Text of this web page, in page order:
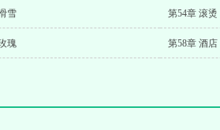
雪 第54章 滚烫
瑰 第58章 酒店